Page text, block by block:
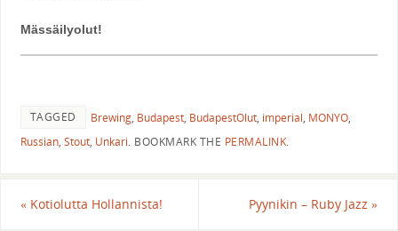
Mässäilyolut!
TAGGED Brewing, Budapest, BudapestOlut, imperial, MONYO,
Russian, Stout, Unkari. BOOKMARK THE PERMALINK.
«Kotiolutta Hollannista! Pyynikin – Ruby Jazz»